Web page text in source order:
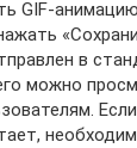
GIF-
в
можно